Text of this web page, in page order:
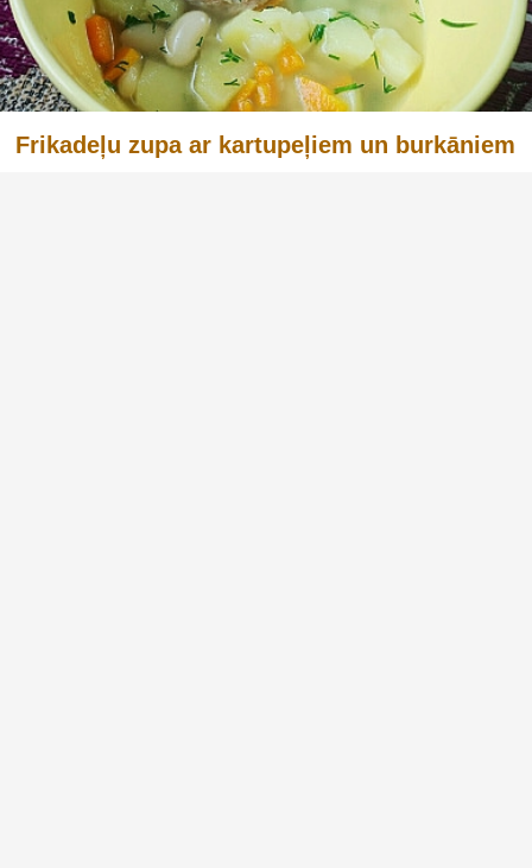
Frikadeļu zupa ar kartupeļiem un burkāniem